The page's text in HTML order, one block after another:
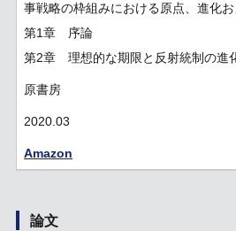
事戦略の枠組みにおける原点、進化
第1章 序論
第2章 理想的な期限と反射統制の進
原書房
2020.03
Amazon
論文